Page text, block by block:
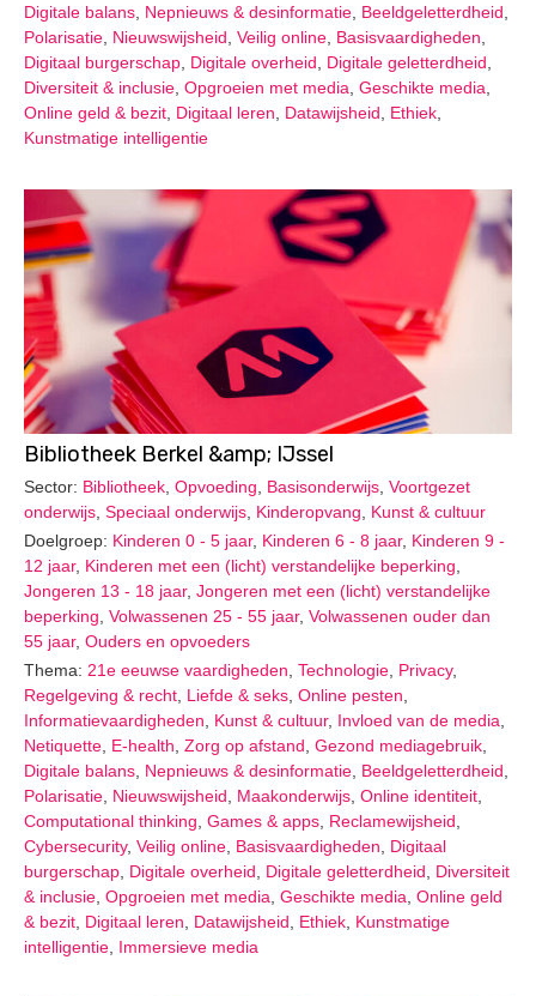
Digitale balans Nepnieuws & desinformatie Beeldgeletterdheid
Polarisatie Nieuwswijsheid Veilig online Basisvaardigheden
Digitaal burgerschap Digitale overheid Digitale geletterdheid
Diversiteit & inclusie Opgroeien met media Geschikte media
Online geld & bezit Digitaal leren Datawijsheid Ethiek
Kunstmatige intelligentie
Bibliotheek Berkel &amp; IJssel
Sector: Bibliotheek Opvoeding Basisonderwijs Voortgezet
onderwijs Speciaal onderwijs Kinderopvang
Kunst & cultuur
Doelgroep: Kinderen 0 - 5 jaar, Kinderen 6 - 8 jaar, Kinderen 9 -
12 jaar, Kinderen met een (licht) verstandelijke beperking
Jongeren 13 - 18 jaar, Jongeren met een (licht) verstandelijke
beperking Volwassenen 25 - 55 jaar, Volwassenen ouder dan
55 jaar, Ouders en opvoeders
Thema: 21e eeuwse vaardigheden Technologie Privacy,
Regelgeving & recht Liefde & seks Online pesten
Informatievaardigheden
Kunst & cultuur, Invloed van de media
Netiquette E-health Zorg op afstand Gezond mediagebruik
Digitale balans Nepnieuws & desinformatie Beeldgeletterdheid
Polarisatie Nieuwswijsheid Maakonderwijs Online identiteit
Computational thinking Games & apps Reclamewijsheid
Cybersecurity, Veilig online Basisvaardigheden
Digitaal
burgerschap Digitale overheid Digitale geletterdheid
Diversiteit
& inclusie Opgroeien met media Geschikte media Online geld
& bezit Digitaal leren Datawijsheid Ethiek Kunstmatige
intelligentie Immersieve media